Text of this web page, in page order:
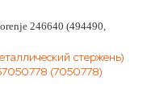
246640 (494490,